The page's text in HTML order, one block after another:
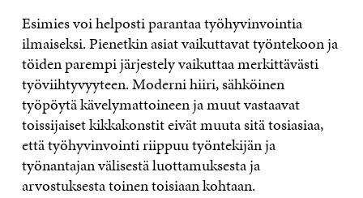
Esimies voi helposti parantaa työhyvinvointia
ilmaiseksi. Pienetkin asiat vaikuttavat työntekoon ja
töiden parempi järjestely vaikuttaa merkittävästi
työviihtyvyyteen. Moderni hiiri, sähköinen
työpöytä kävelymattoineen ja muut vastaavat
toissijaiset kikkakonstit eivät muuta sitä tosiasiaa,
että työhyvinvointi riippuu työntekijän ja
työnantajan välisestä luottamuksesta ja
arvostuksesta toinen toisiaan kohtaan.